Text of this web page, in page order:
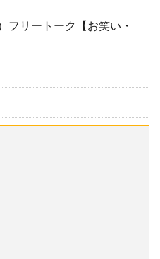
フリートーク【お笑い・